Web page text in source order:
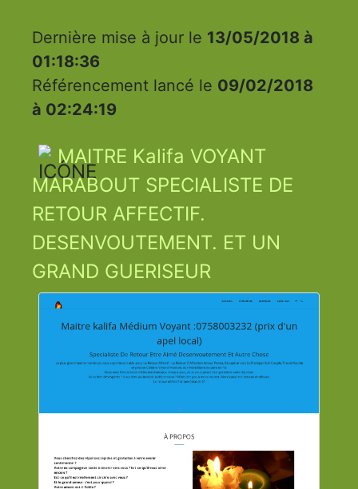
Dernière mise à jour le 13/05/2018 à
01:18:36
Référencement lancé le 09/02/2018
à 02:24:19
MAITRE Kalifa VOYANT
MARABOUT SPECIALISTE DE
RETOUR AFFECTIF.
DESENVOUTEMENT. ET UN
GRAND GUERISEUR